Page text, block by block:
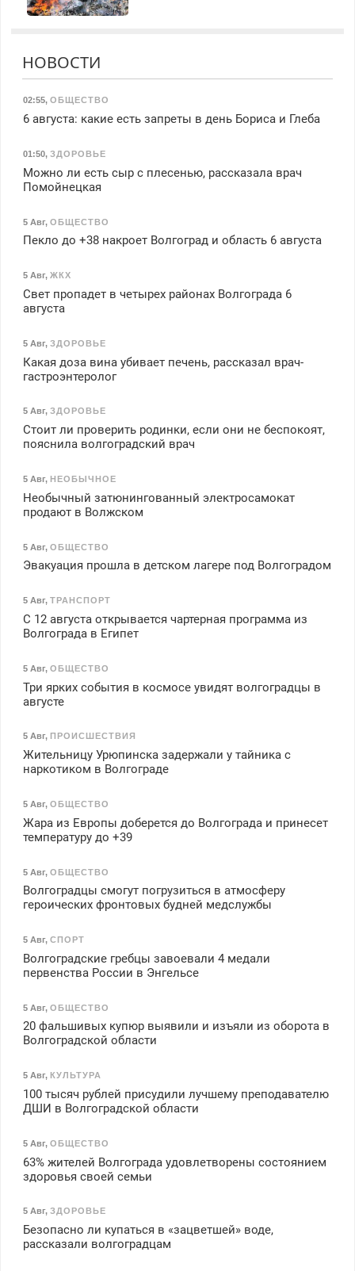
НОВОСТИ
02:55, ОБЩЕСТВО
6 августа: какие есть запреты в день Бориса и Глеба
01:50, ЗДОРОВЬЕ
Можно ли есть сыр с плесенью, рассказала врач
Помойнецкая
5 Авг, ОБЩЕСТВО
Пекло до +38 накроет Волгоград и область 6 августа
5 Авг, ЖКХ
Свет пропадет в четырех районах Волгограда 6
августа
5 Авг, ЗДОРОВЬЕ
Какая доза вина убивает печень, рассказал врач-
гастроэнтеролог
5 Авг, ЗДОРОВЬЕ
Стоит ли проверить родинки, если они не беспокоят,
пояснила волгоградский врач
5 Авг, НЕОБЫЧНОЕ
Необычный затюнингованный электросамокат
продают в Волжском
5 Авг, ОБЩЕСТВО
Эвакуация прошла в детском лагере под Волгоградом
5 Авг, ТРАНСПОРТ
С 12 августа открывается чартерная программа из
Волгограда в Египет
5 Авг, ОБЩЕСТВО
Три ярких события в космосе увидят волгоградцы в
августе
5 Авг, ПРОИСШЕСТВИЯ
Жительницу Урюпинска задержали у тайника с
наркотиком в Волгограде
5 Авг, ОБЩЕСТВО
Жара из Европы доберется до Волгограда и принесет
температуру до +39
5 Авг, ОБЩЕСТВО
Волгоградцы смогут погрузиться в атмосферу
героических фронтовых будней медслужбы
5 Авг, СПОРТ
Волгоградские гребцы завоевали 4 медали
первенства России в Энгельсе
5 Авг, ОБЩЕСТВО
20 фальшивых купюр выявили и изъяли из оборота в
Волгоградской области
5 Авг, КУЛЬТУРА
100 тысяч рублей присудили лучшему преподавателю
ДШИ в Волгоградской области
5 Авг, ОБЩЕСТВО
63% жителей Волгограда удовлетворены состоянием
здоровья своей семьи
5 Авг, ЗДОРОВЬЕ
Безопасно ли купаться в «зацветшей» воде,
рассказали волгоградцам